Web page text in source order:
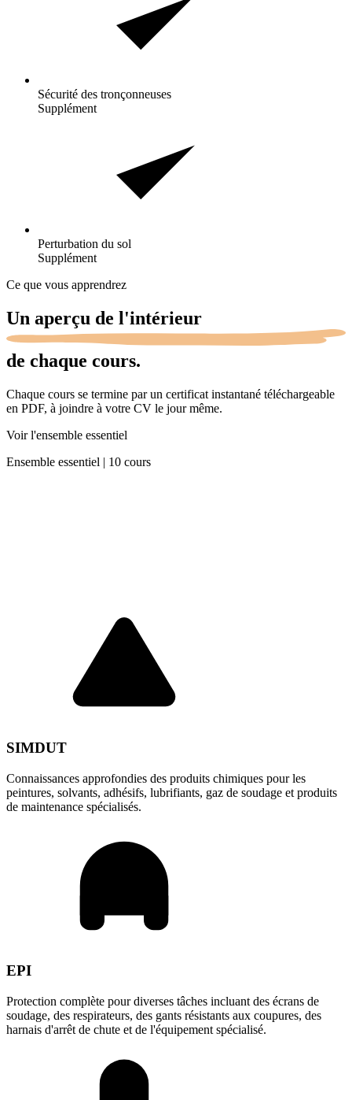
Sécurité des tronçonneuses
Supplément
Perturbation du sol
Supplément
Ce que vous apprendrez
Un aperçu de l'intérieur
de chaque cours.
Chaque cours se termine par un certificat instantané téléchargeable
en PDF, à joindre à votre CV le jour même.
Voir l'ensemble essentiel
Ensemble essentiel | 10 cours
SIMDUT
Connaissances approfondies des produits chimiques pour les
peintures, solvants, adhésifs, lubrifiants, gaz de soudage et produits
de maintenance spécialisés.
EPI
Protection complète pour diverses tâches incluant des écrans de
soudage, des respirateurs, des gants résistants aux coupures, des
harnais d'arrêt de chute et de l'équipement spécialisé.